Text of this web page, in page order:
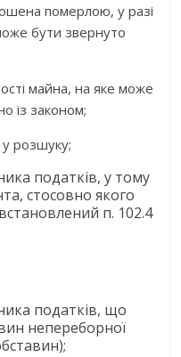
померлою, у разі
бути звернуто
майна, на яке може
із законом;
розшуку;
податків, у тому
стосовно якого
п. 102.4
податків, що
непереборної